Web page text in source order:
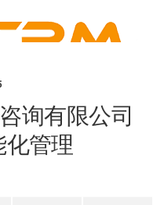
询有限公司
管理